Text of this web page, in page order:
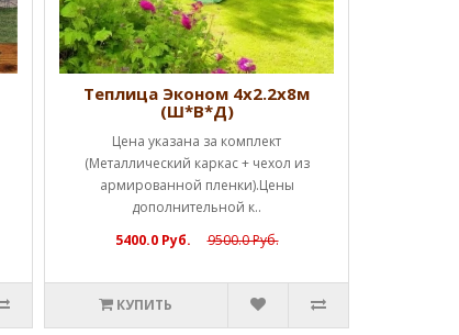
Теплица Эконом 4х2.2х8м
(Ш*В*Д)
Цена указана за комплект
(Металлический каркас + чехол из
армированной пленки).Цены
дополнительной к..
5400.0 Руб.
9500.0 Руб.
КУПИТЬ